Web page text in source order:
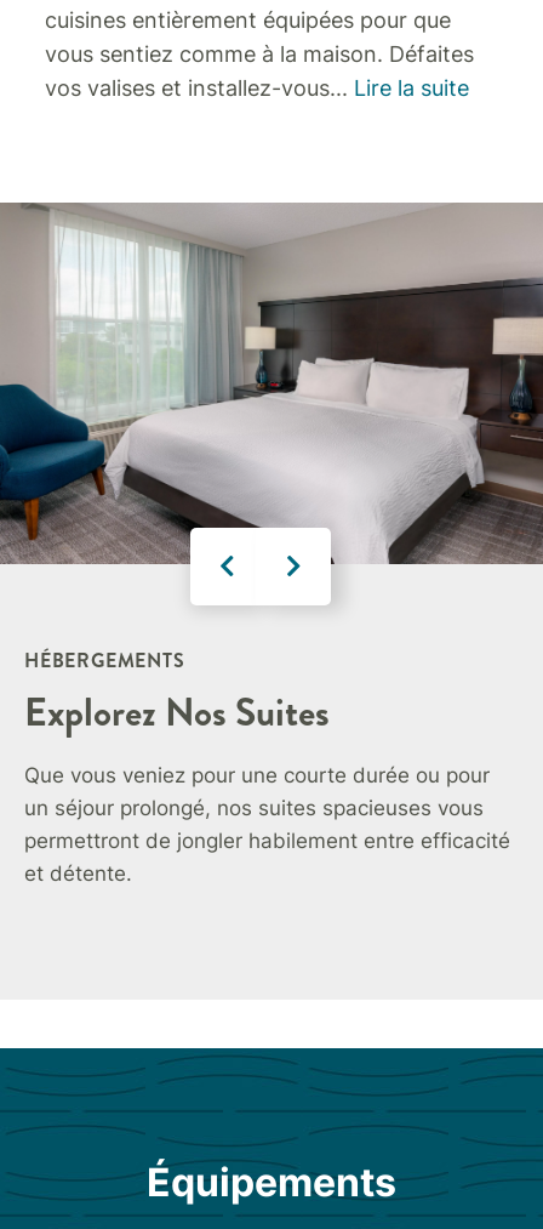
cuisines entièrement équipées pour que
vous sentiez comme à la maison. Défaites
vos valises et installez-vous... Lire la suite
HÉBERGEMENTS
Explorez Nos Suites
Que vous veniez pour une courte durée ou pour
un séjour prolongé, nos suites spacieuses vous
permettront de jongler habilement entre efficacité
et détente.
Équipements